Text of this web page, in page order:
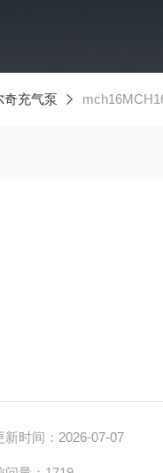
奇充气泵
新时间：2026-07-07